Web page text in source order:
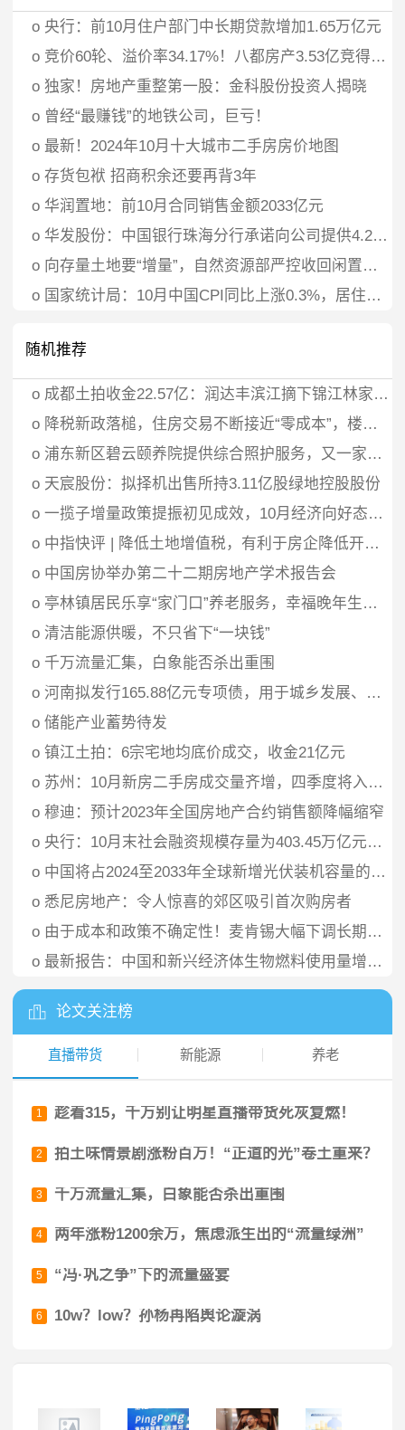
o 央行：前10月住户部门中长期贷款增加1.65万亿元
o 竞价60轮、溢价率34.17%！八都房产3.53亿竞得义乌江东街道宅地
o 独家！房地产重整第一股：金科股份投资人揭晓
o 曾经“最赚钱”的地铁公司，巨亏！
o 最新！2024年10月十大城市二手房房价地图
o 存货包袱 招商积余还要再背3年
o 华润置地：前10月合同销售金额2033亿元
o 华发股份：中国银行珠海分行承诺向公司提供4.2亿元贷款资金专项用于股票回购
o 向存量土地要“增量”，自然资源部严控收回闲置土地再供应，房企建议“回收定价方面有一定政策倾斜”
o 国家统计局：10月中国CPI同比上涨0.3%，居住价格下降0.1%
随机推荐
o 成都土拍收金22.57亿：润达丰滨江摘下锦江林家坝地块，成交楼面价2.6万元/㎡
o 降税新政落槌，住房交易不断接近“零成本”，楼市打开宽松通道
o 浦东新区碧云颐养院提供综合照护服务，又一家养老机构开
o 天宸股份：拟择机出售所持3.11亿股绿地控股股份
o 一揽子增量政策提振初见成效，10月经济向好态势明显，多家机构上调中国增长预期
o 中指快评 | 降低土地增值税，有利于房企降低开发成本，建设更多“好房子”
o 中国房协举办第二十二期房地产学术报告会
o 亭林镇居民乐享“家门口”养老服务，幸福晚年生活新篇章
o 清洁能源供暖，不只省下“一块钱”
o 千万流量汇集，白象能否杀出重围
o 河南拟发行165.88亿元专项债，用于城乡发展、棚户区改造等
o 储能产业蓄势待发
o 镇江土拍：6宗宅地均底价成交，收金21亿元
o 苏州：10月新房二手房成交量齐增，四季度将入市商品房项目60余个
o 穆迪：预计2023年全国房地产合约销售额降幅缩窄
o 央行：10月末社会融资规模存量为403.45万亿元，同比增长7.8%
o 中国将占2024至2033年全球新增光伏装机容量的一半
o 悉尼房地产：令人惊喜的郊区吸引首次购房者
o 由于成本和政策不确定性！麦肯锡大幅下调长期清洁氢需求预测
o 最新报告：中国和新兴经济体生物燃料使用量增加推动了其增长
论文关注榜
直播带货 新能源 养老
1 趁着315，千万别让明星直播带货死灰复燃！
2 拍土味情景剧涨粉百万！“正道的光”卷土重来？
3 千万流量汇集，白象能否杀出重围
4 两年涨粉1200余万，焦虑派生出的“流量绿洲”
5 “冯·巩之争”下的流量盛宴
6 10w？low？孙杨再陷舆论漩涡